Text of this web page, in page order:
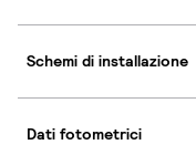
Schemi di installazione
Dati fotometrici